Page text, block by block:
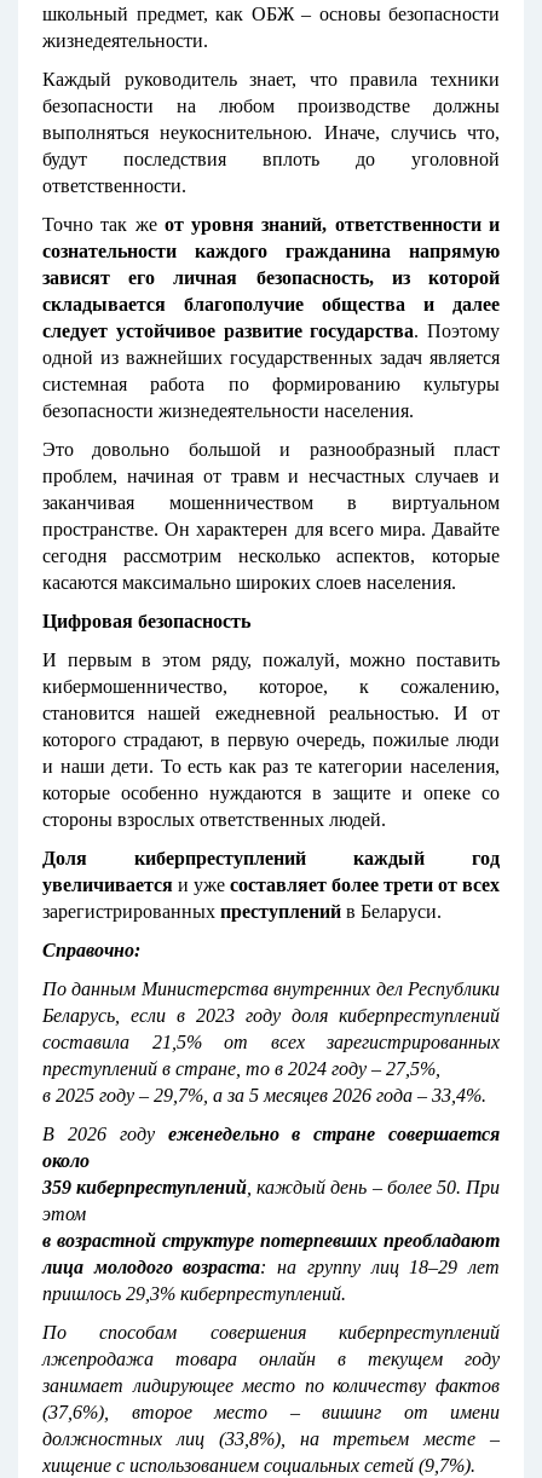
школьный предмет, как ОБЖ – основы безопасности
жизнедеятельности.
Каждый руководитель знает, что правила техники
безопасности на любом производстве должны
выполняться неукоснительною. Иначе, случись что,
будут последствия вплоть до уголовной
ответственности.
Точно так же от уровня знаний, ответственности и
сознательности каждого гражданина напрямую
зависят его личная безопасность, из которой
складывается благополучие общества и далее
следует устойчивое развитие государства. Поэтому
одной из важнейших государственных задач является
системная работа по формированию культуры
безопасности жизнедеятельности населения.
Это довольно большой и разнообразный пласт
проблем, начиная от травм и несчастных случаев и
заканчивая мошенничеством в виртуальном
пространстве. Он характерен для всего мира. Давайте
сегодня рассмотрим несколько аспектов, которые
касаются максимально широких слоев населения.
Цифровая безопасность
И первым в этом ряду, пожалуй, можно поставить
кибермошенничество, которое, к сожалению,
становится нашей ежедневной реальностью. И от
которого страдают, в первую очередь, пожилые люди
и наши дети. То есть как раз те категории населения,
которые особенно нуждаются в защите и опеке со
стороны взрослых ответственных людей.
Доля киберпреступлений каждый год
увеличивается и уже составляет более трети от всех
зарегистрированных преступлений в Беларуси.
Справочно:
По данным Министерства внутренних дел Республики
Беларусь, если в 2023 году доля киберпреступлений
составила 21,5% от всех зарегистрированных
преступлений в стране, то в 2024 году – 27,5%,
в 2025 году – 29,7%, а за 5 месяцев 2026 года – 33,4%.
В 2026 году еженедельно в стране совершается
около
359 киберпреступлений , каждый день – более 50. При
этом
в возрастной структуре потерпевших преобладают
лица молодого возраста: на группу лиц 18–29 лет
пришлось 29,3% киберпреступлений.
По способам совершения киберпреступлений
лжепродажа товара онлайн в текущем году
занимает лидирующее место по количеству фактов
(37,6%), второе место – вишинг от имени
должностных лиц (33,8%), на третьем месте –
хищение с использованием социальных сетей (9,7%).